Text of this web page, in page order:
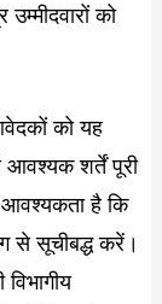
को
को यह
आवश्यक शर्तें पूरी
आवश्यकता है कि
से सूचीबद्ध करें।